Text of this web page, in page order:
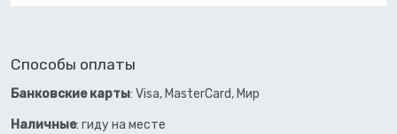
Способы оплаты
Банковские карты: Visa, MasterCard, Мир
Наличные: гиду на месте